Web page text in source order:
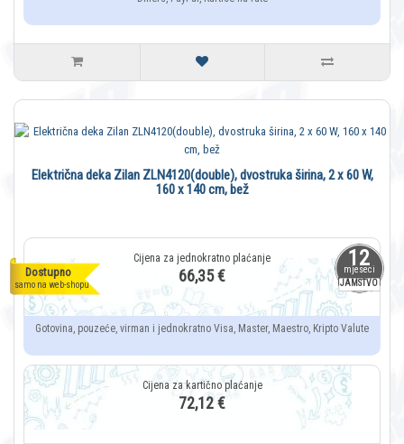
12
mjeseci
JAMSTVO
Dostupno
samo na web-shopu
Električna deka Zilan ZLN4120(double), dvostruka širina, 2 x 60 W,
160 x 140 cm, bež
66,35 €
Gotovina, pouzeće, virman i jednokratno Visa, Master, Maestro, Kripto Valute
72,12 €